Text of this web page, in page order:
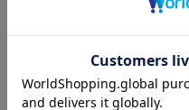
ブランド「w♥c JAPAN」の人気
ファミリーのふせん＆シール